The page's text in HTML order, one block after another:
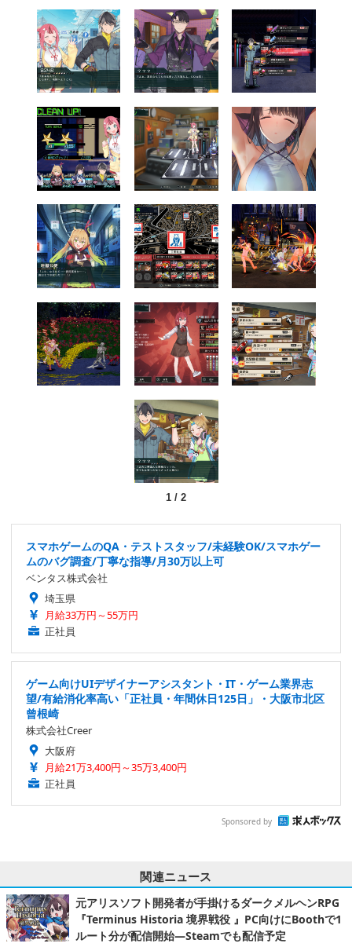
1/ 2
スマホゲームのQA・テストスタッフ/未経験OK/スマホゲー
ムのバグ調査/丁寧な指導/月30万以上可
ベンタス株式会社
埼玉県
月給33万円～55万円
正社員
ゲーム向けUIデザイナーアシスタント・IT・ゲーム業界志
望/有給消化率高い「正社員・年間休日125日」・大阪市北区
曾根崎
株式会社Creer
大阪府
月給21万3,400円～35万3,400円
正社員
Sponsored by
関連ニュース
元アリスソフト開発者が手掛けるダークメルヘンRPG
『Terminus Historia 境界戦役 』PC向けにBoothで1
ルート分が配信開始―Steamでも配信予定